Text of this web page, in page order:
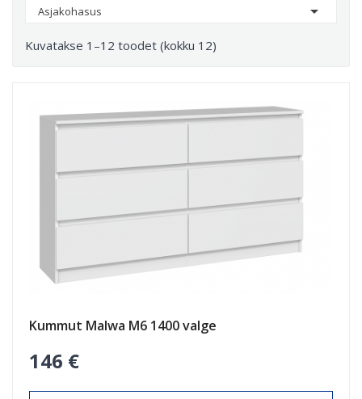
Asjakohasus 
Kuvatakse 1–12 toodet (kokku 12)
Kummut Malwa M6 1400 valge
146 €